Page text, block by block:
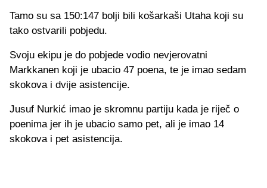
Tamo su sa 150:147 bolji bili košarkaši Utaha koji su
tako ostvarili pobjedu.
Svoju ekipu je do pobjede vodio nevjerovatni
Markkanen koji je ubacio 47 poena, te je imao sedam
skokova i dvije asistencije.
Jusuf Nurkić imao je skromnu partiju kada je riječ o
poenima jer ih je ubacio samo pet, ali je imao 14
skokova i pet asistencija.